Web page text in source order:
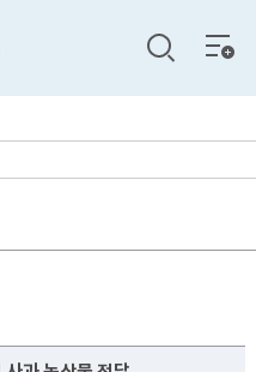
전체
메뉴